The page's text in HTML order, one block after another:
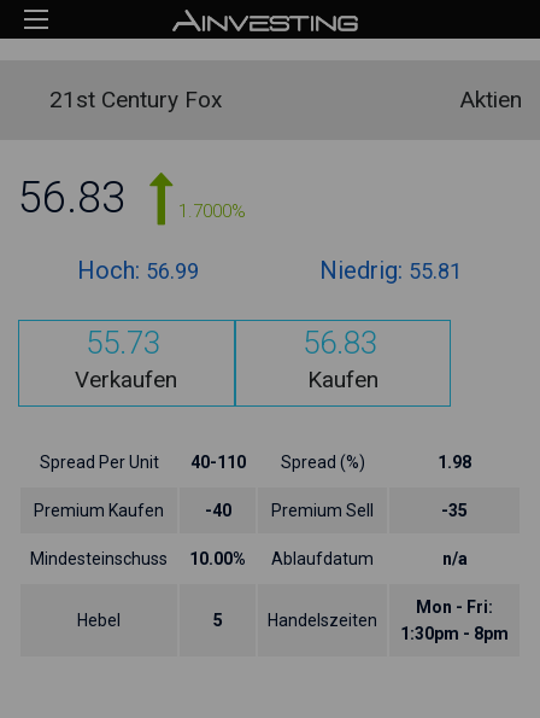
21st Century Fox Aktien
56.83 1.7000%
Hoch: 56.99 Niedrig: 55.81
55.73
Verkaufen
56.83
Kaufen
Spread Per Unit 40-110 Spread (%) 1.98
Premium Kaufen -40 Premium Sell -35
Mindesteinschuss 10.00% Ablaufdatum n/a
Hebel 5 Handelszeiten
Mon - Fri:
1:30pm - 8pm